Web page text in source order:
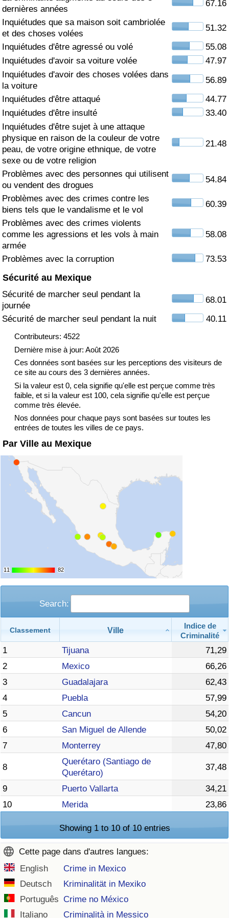
dernières années
67.16
Inquiétudes que sa maison soit cambriolée
et des choses volées
51.32
Inquiétudes d'être agressé ou volé
55.08
Inquiétudes d'avoir sa voiture volée
47.97
Inquiétudes d'avoir des choses volées dans
la voiture
56.89
Inquiétudes d'être attaqué
44.77
Inquiétudes d'être insulté
33.40
Inquiétudes d'être sujet à une attaque
physique en raison de la couleur de votre
peau, de votre origine ethnique, de votre
sexe ou de votre religion
21.48
Problèmes avec des personnes qui utilisent
ou vendent des drogues
54.84
Problèmes avec des crimes contre les
biens tels que le vandalisme et le vol
60.39
Problèmes avec des crimes violents
comme les agressions et les vols à main
armée
58.08
Problèmes avec la corruption 73.53
Sécurité au Mexique
Sécurité de marcher seul pendant la
journée
68.01
Sécurité de marcher seul pendant la nuit
40.11
Contributeurs: 4522
Dernière mise à jour: Août 2026
Ces données sont basées sur les perceptions des visiteurs de
ce site au cours des 3 dernières années.
Si la valeur est 0, cela signifie qu'elle est perçue comme très
faible, et si la valeur est 100, cela signifie qu'elle est perçue
comme très élevée.
Nos données pour chaque pays sont basées sur toutes les
entrées de toutes les villes de ce pays.
Par Ville au Mexique
11
11 82
82
Search:
Classement Ville
Indice de
Criminalité
1 Tijuana
71,29
2
Mexico
66,26
3
Guadalajara
62,43
4
Puebla
57,99
5
Cancun
54,20
6
San Miguel de Allende
50,02
7
Monterrey 47,80
8
Querétaro (Santiago de
Querétaro)
37,48
9 Puerto Vallarta
34,21
10
Merida 23,86
Showing 1 to 10 of 10 entries
Cette page dans d'autres langues:
English
Crime in Mexico
Deutsch
Kriminalität in Mexiko
Português Crime no México
Italiano
Criminalità in Messico
Soins de santé
Indice des soins de santé (Actuel)
Indice des soins de santé
Indice des soins de santé par Pays
Pollution
Indice de Pollution (Actuel)
Indice de pollution
Indice de Pollution par Pays
Trafic
Indice de Trafic
Indice de Trafic (Actuel)
Indice de Trafic par Pays